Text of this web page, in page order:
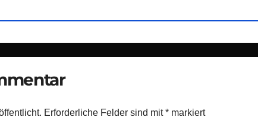
Erforderliche Felder sind mit* markiert